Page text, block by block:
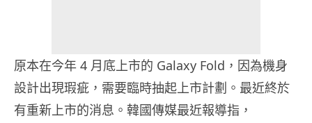
原本在今年 4 月底上市的 Galaxy Fold，因為機身
設計出現瑕疵，需要臨時抽起上市計劃。最近終於
有重新上市的消息。韓國傳媒最近報導指，